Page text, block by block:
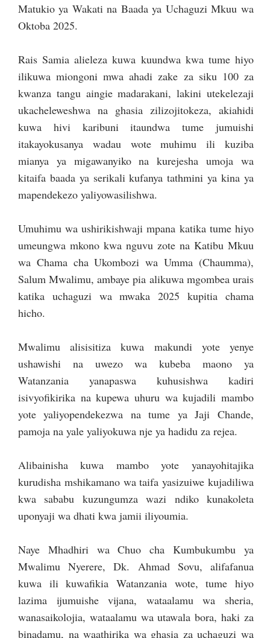
Matukio ya Wakati na Baada ya Uchaguzi Mkuu wa
Oktoba 2025.
Rais Samia alieleza kuwa kuundwa kwa tume hiyo
ilikuwa miongoni mwa ahadi zake za siku 100 za
kwanza tangu aingie madarakani, lakini utekelezaji
ukacheleweshwa na ghasia zilizojitokeza, akiahidi
kuwa hivi karibuni itaundwa tume jumuishi
itakayokusanya wadau wote muhimu ili kuziba
mianya ya migawanyiko na kurejesha umoja wa
kitaifa baada ya serikali kufanya tathmini ya kina ya
mapendekezo yaliyowasilishwa.
Umuhimu wa ushirikishwaji mpana katika tume hiyo
umeungwa mkono kwa nguvu zote na Katibu Mkuu
wa Chama cha Ukombozi wa Umma (Chaumma),
Salum Mwalimu, ambaye pia alikuwa mgombea urais
katika uchaguzi wa mwaka 2025 kupitia chama
hicho.
Mwalimu alisisitiza kuwa makundi yote yenye
ushawishi na uwezo wa kubeba maono ya
Watanzania yanapaswa kuhusishwa kadiri
isivyofikirika na kupewa uhuru wa kujadili mambo
yote yaliyopendekezwa na tume ya Jaji Chande,
pamoja na yale yaliyokuwa nje ya hadidu za rejea.
Alibainisha kuwa mambo yote yanayohitajika
kurudisha mshikamano wa taifa yasizuiwe kujadiliwa
kwa sababu kuzungumza wazi ndiko kunakoleta
uponyaji wa dhati kwa jamii iliyoumia.
Naye Mhadhiri wa Chuo cha Kumbukumbu ya
Mwalimu Nyerere, Dk. Ahmad Sovu, alifafanua
kuwa ili kuwafikia Watanzania wote, tume hiyo
lazima ijumuishe vijana, wataalamu wa sheria,
wanasaikolojia, wataalamu wa utawala bora, haki za
binadamu, na waathirika wa ghasia za uchaguzi wa